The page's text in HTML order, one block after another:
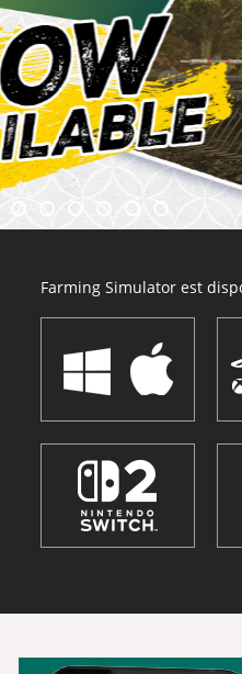
Farming Simulator est